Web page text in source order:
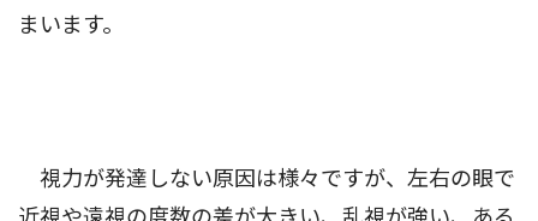
まいます。
視力が発達しない原因は様々ですが、左右の眼で